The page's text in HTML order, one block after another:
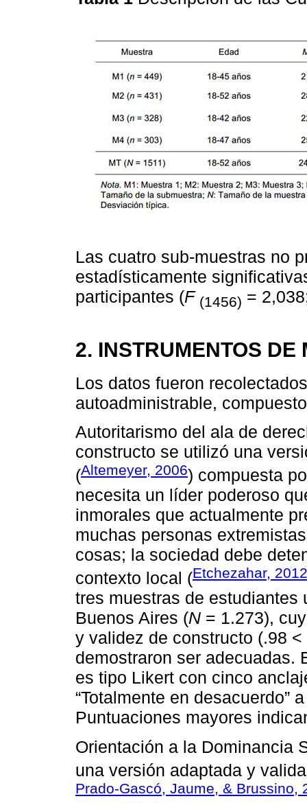
Las cuatro sub-muestras no
estadísticamente
participantes (F (1456) =
2. INSTRUMENTOS DE
Los datos fueron
autoadministrable,
Autoritarismo del ala de
constructo se utilizó una
(Altemeyer, 2006) compuesta
necesita un líder poderoso
inmorales que actualmente
muchas personas
cosas; la sociedad debe
contexto local (Etchezahar, 2012
tres muestras de
Buenos Aires (N = 1.273),
y validez de constructo (.98
demostraron ser adecuadas.
es tipo Likert con cinco
“Totalmente en desacuerdo”
Puntuaciones mayores
Orientación a la Dominancia
una versión adaptada y
Prado-Gascó, Jaume, & Brussino,